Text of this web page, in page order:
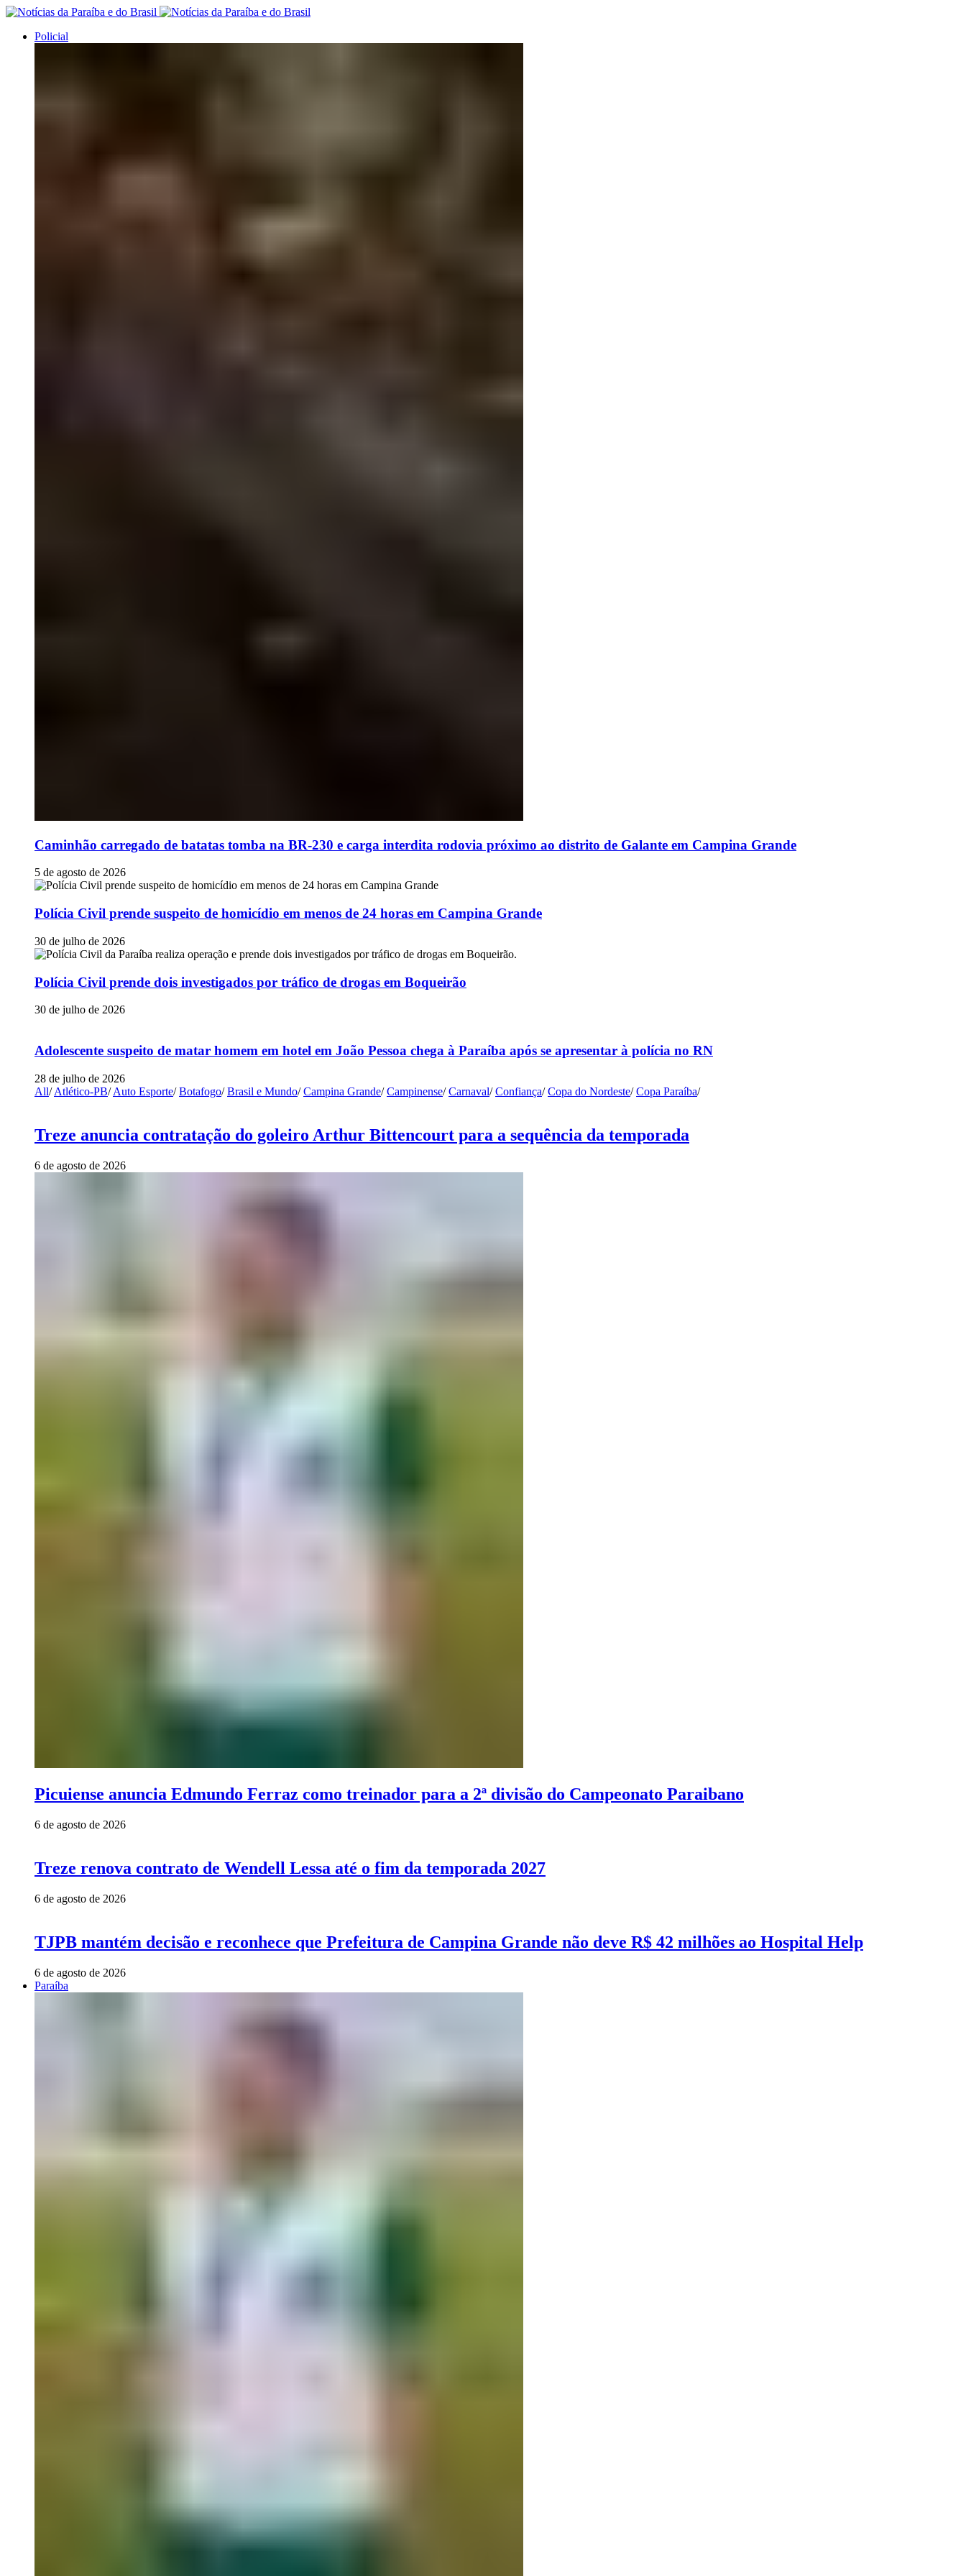
Policial
Caminhão carregado de batatas tomba na BR-230 e carga interdita rodovia próximo ao distrito de Galante em Campina Grande
5 de agosto de 2026
Polícia Civil prende suspeito de homicídio em menos de 24 horas em Campina Grande
30 de julho de 2026
Polícia Civil prende dois investigados por tráfico de drogas em Boqueirão
30 de julho de 2026
Adolescente suspeito de matar homem em hotel em João Pessoa chega à Paraíba após se apresentar à polícia no RN
28 de julho de 2026
All/ Atlético-PB/ Auto Esporte/ Botafogo/ Brasil e Mundo/ Campina Grande/ Campinense/ Carnaval/ Confiança/ Copa do Nordeste/ Copa Paraíba/
Treze anuncia contratação do goleiro Arthur Bittencourt para a sequência da temporada
6 de agosto de 2026
Picuiense anuncia Edmundo Ferraz como treinador para a 2ª divisão do Campeonato Paraibano
6 de agosto de 2026
Treze renova contrato de Wendell Lessa até o fim da temporada 2027
6 de agosto de 2026
TJPB mantém decisão e reconhece que Prefeitura de Campina Grande não deve R$ 42 milhões ao Hospital Help
6 de agosto de 2026
Paraíba